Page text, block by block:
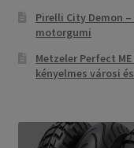
Pirelli City Demon
motorgumi
Metzeler Perfect
kényelmes városi